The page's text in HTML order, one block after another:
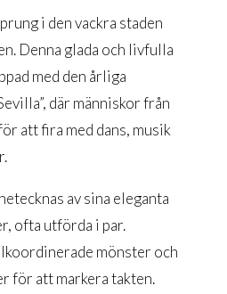
i den vackra staden
Denna glada och livfulla
med den årliga
där människor från
att fira med dans, musik
av sina eleganta
ofta utförda i par.
mönster och
för att markera takten.